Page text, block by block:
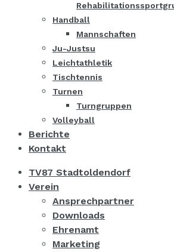
Handball
Mannschaften
Ju-Justsu
Leichtathletik
Tischtennis
Turnen
Turngruppen
Volleyball
Berichte
Kontakt
TV87 Stadtoldendorf
Verein
Ansprechpartner
Downloads
Ehrenamt
Marketing